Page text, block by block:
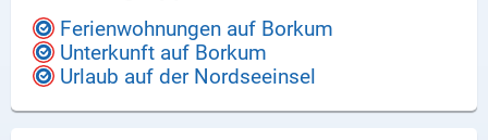
Ferienwohnungen auf Borkum
Unterkunft auf Borkum
Urlaub auf der Nordseeinsel